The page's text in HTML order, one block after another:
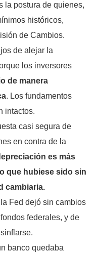
la postura de quienes,
históricos,
de Cambios.
de alejar la
los inversores
de manera
. Los fundamentos
intactos.
casi segura de
en contra de la
es más
que hubiese sido sin
cambiaria.
Fed dejó sin cambios
federales, y de
banco quedaba